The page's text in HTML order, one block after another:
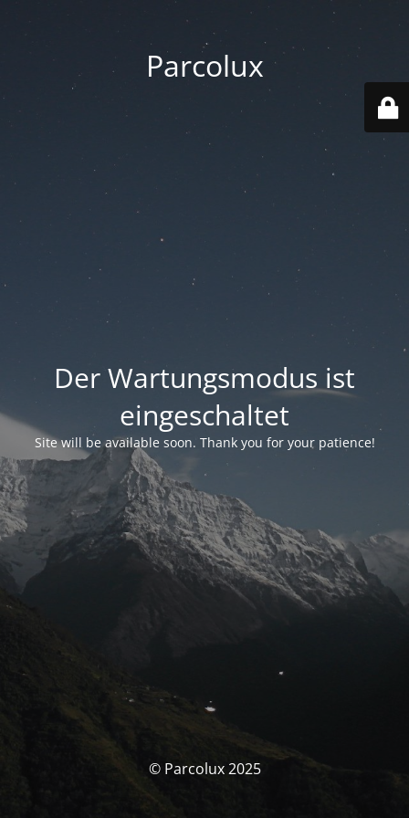
Parcolux
Der Wartungsmodus ist
eingeschaltet
Site will be available soon. Thank you for your patience!
© Parcolux 2025